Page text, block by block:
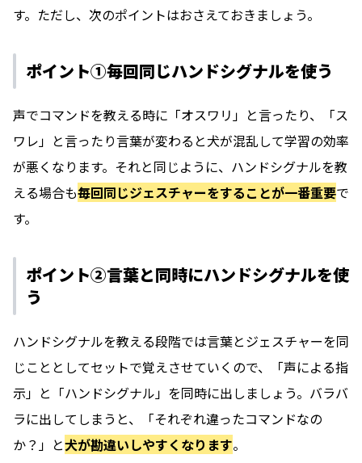
す。ただし、次のポイントはおさえておきましょう。
ポイント①毎回同じハンドシグナルを使う
声でコマンドを教える時に「オスワリ」と言ったり、「ス
ワレ」と言ったり言葉が変わると犬が混乱して学習の効率
が悪くなります。それと同じように、ハンドシグナルを教
える場合も毎回同じジェスチャーをすることが一番重要で
す。
ポイント②言葉と同時にハンドシグナルを使
う
ハンドシグナルを教える段階では言葉とジェスチャーを同
じこととしてセットで覚えさせていくので、「声による指
示」と「ハンドシグナル」を同時に出しましょう。バラバ
ラに出してしまうと、「それぞれ違ったコマンドなの
か？」と犬が勘違いしやすくなります。